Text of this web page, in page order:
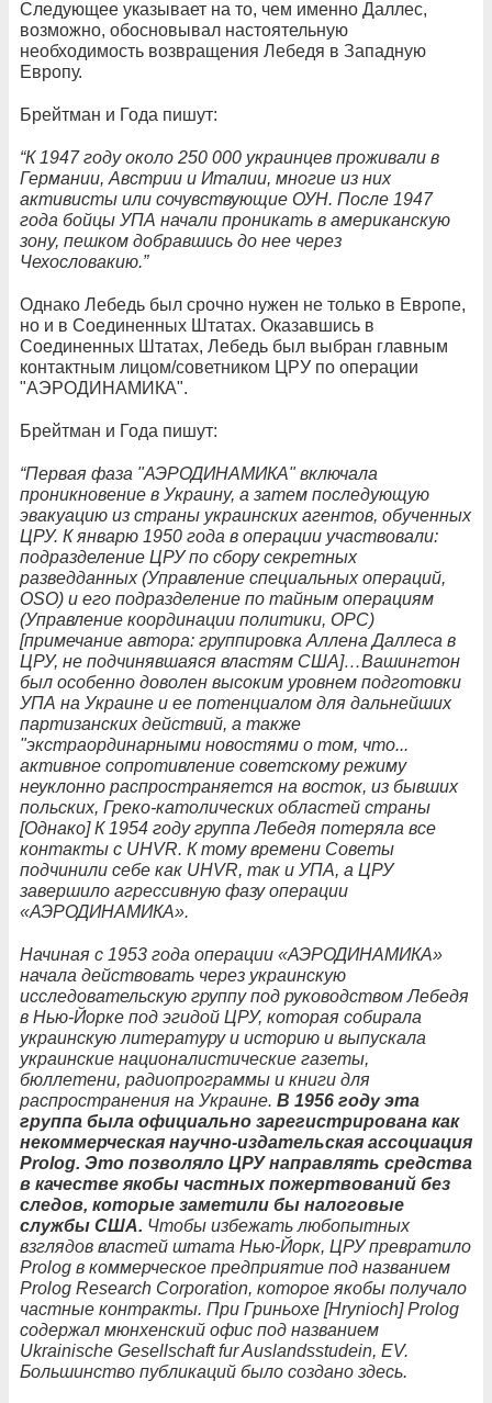
Следующее указывает на то, чем именно Даллес,
возможно, обосновывал настоятельную
необходимость возвращения Лебедя в Западную
Европу.
Брейтман и Года пишут:
“К 1947 году около 250 000 украинцев проживали в
Германии, Австрии и Италии, многие из них
активисты или сочувствующие ОУН. После 1947
года бойцы УПА начали проникать в американскую
зону, пешком добравшись до нее через
Чехословакию.”
Однако Лебедь был срочно нужен не только в Европе,
но и в Соединенных Штатах. Оказавшись в
Соединенных Штатах, Лебедь был выбран главным
контактным лицом/советником ЦРУ по операции
"АЭРОДИНАМИКА".
Брейтман и Года пишут:
“Первая фаза "АЭРОДИНАМИКА" включала
проникновение в Украину, а затем последующую
эвакуацию из страны украинских агентов, обученных
ЦРУ. К январю 1950 года в операции участвовали:
подразделение ЦРУ по сбору секретных
разведданных (Управление специальных операций,
OSO) и его подразделение по тайным операциям
(Управление координации политики, OPC)
[примечание автора: группировка Аллена Даллеса в
ЦРУ, не подчинявшаяся властям США]…Вашингтон
был особенно доволен высоким уровнем подготовки
УПА на Украине и ее потенциалом для дальнейших
партизанских действий, а также
"экстраординарными новостями о том, что...
активное сопротивление советскому режиму
неуклонно распространяется на восток, из бывших
польских, Греко-католических областей страны
[Однако] К 1954 году группа Лебедя потеряла все
контакты с UHVR. К тому времени Советы
подчинили себе как UHVR, так и УПА, а ЦРУ
завершило агрессивную фазу операции
«АЭРОДИНАМИКА».
Начиная с 1953 года операции «АЭРОДИНАМИКА»
начала действовать через украинскую
исследовательскую группу под руководством Лебедя
в Нью-Йорке под эгидой ЦРУ, которая собирала
украинскую литературу и историю и выпускала
украинские националистические газеты,
бюллетени, радиопрограммы и книги для
распространения на Украине. В 1956 году эта
группа была официально зарегистрирована как
некоммерческая научно-издательская ассоциация
Prolog. Это позволяло ЦРУ направлять средства
в качестве якобы частных пожертвований без
следов, которые заметили бы налоговые
службы США. Чтобы избежать любопытных
взглядов властей штата Нью-Йорк, ЦРУ превратило
Prolog в коммерческое предприятие под названием
Prolog Research Corporation, которое якобы получало
частные контракты. При Гриньохе [Hrynioch] Prolog
содержал мюнхенский офис под названием
Ukrainische Gesellschaft fur Auslandsstudein, EV.
Большинство публикаций было создано здесь.